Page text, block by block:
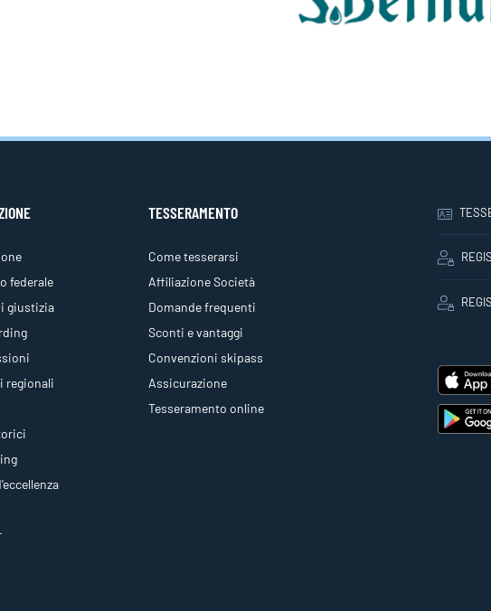
federale
giustizia
regionali
TESSERAMENTO
Come tesserarsi
Affiliazione Società
Domande frequenti
Sconti e vantaggi
Convenzioni skipass
Assicurazione
Tesseramento online